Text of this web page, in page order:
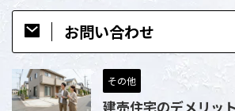
お問い合わせ
その他
建売住宅のデメリッ